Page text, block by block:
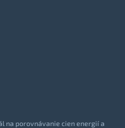
na porovnávanie cien energií a